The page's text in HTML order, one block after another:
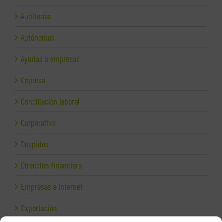
Auditorías
Autónomos
Ayudas a empresas
Cepresa
Conciliación laboral
Corporativo
Despidos
Dirección financiera
Empresas e Internet
Exportación